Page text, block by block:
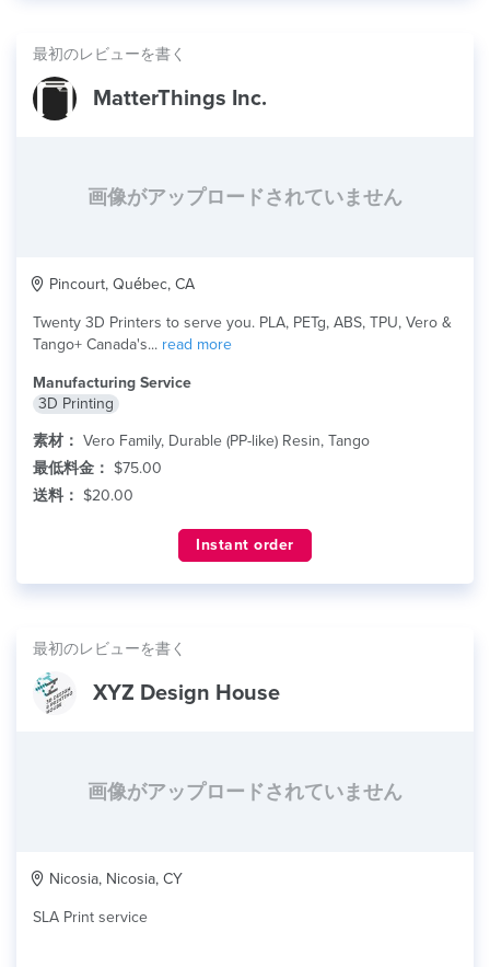
最初のレビューを書く
MatterThings Inc.
画像がアップロードされていません
Pincourt, Québec, CA
Twenty 3D Printers to serve you. PLA, PETg, ABS, TPU, Vero &
Tango+ Canada's... read more
Manufacturing Service
3D Printing
素材： Vero Family, Durable (PP-like) Resin, Tango
最低料金： $75.00
送料： $20.00
Instant order
最初のレビューを書く
XYZ Design House
画像がアップロードされていません
Nicosia, Nicosia, CY
SLA Print service